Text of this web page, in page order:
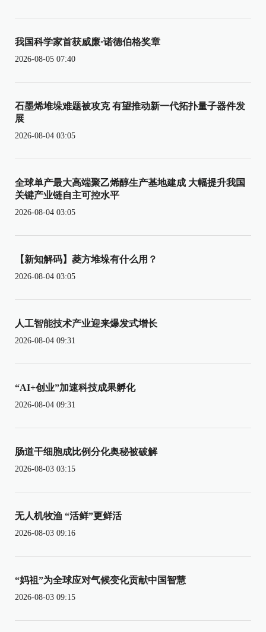
我国科学家首获威廉·诺德伯格奖章
2026-08-05 07:40
石墨烯堆垛难题被攻克 有望推动新一代拓扑量子器件发
展
2026-08-04 03:05
全球单产最大高端聚乙烯醇生产基地建成 大幅提升我国
关键产业链自主可控水平
2026-08-04 03:05
【新知解码】菱方堆垛有什么用？
2026-08-04 03:05
人工智能技术产业迎来爆发式增长
2026-08-04 09:31
“AI+创业”加速科技成果孵化
2026-08-04 09:31
肠道干细胞成比例分化奥秘被破解
2026-08-03 03:15
无人机牧渔 “活鲜”更鲜活
2026-08-03 09:16
“妈祖”为全球应对气候变化贡献中国智慧
2026-08-03 09:15